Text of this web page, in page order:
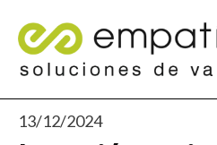
13/12/2024